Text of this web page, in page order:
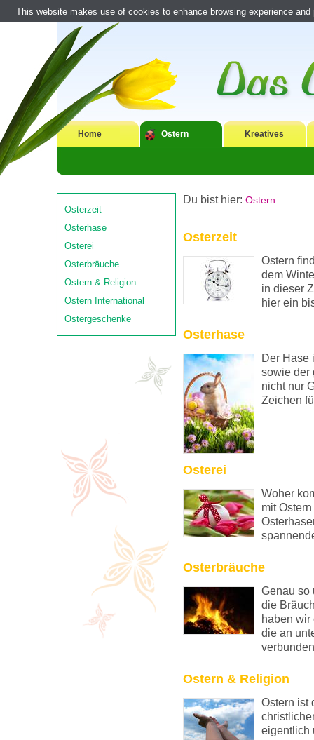
Home Ostern Kreatives
Osterzeit
Osterhase
Osterei
Osterbräuche
Ostern & Religion
Ostern International
Ostergeschenke
Du bist hier: Ostern
Osterzeit
Ostern
dem
in dieser
hier ein
Osterhase
Der Hase
sowie der
nicht nur
Zeichen
Osterei
Woher
mit
Osterbräuche
Genau so
die
haben wir
die an
Ostern & Religion
Ostern ist
eigentlich
This website makes use of cookies to enhance browsing experience